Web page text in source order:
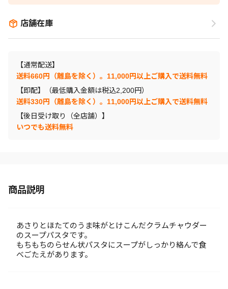
店舗在庫
【通常配送】
送料660円（離島を除く）。11,000円以上ご購入で送料無料
【即配】（最低購入金額は税込2,200円）
送料330円（離島を除く）。11,000円以上ご購入で送料無料
【後日受け取り（全店舗）】
いつでも送料無料
商品説明
あさりとほたてのうま味がとけこんだクラムチャウダー
のスープパスタです。
もちもちのらせん状パスタにスープがしっかり絡んで食
べごたえがあります。